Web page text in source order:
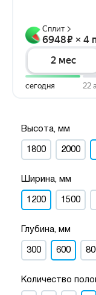
Высота, мм
1800 2000
Ширина, мм
1200 1500
Глубина, мм
300 600
Количество